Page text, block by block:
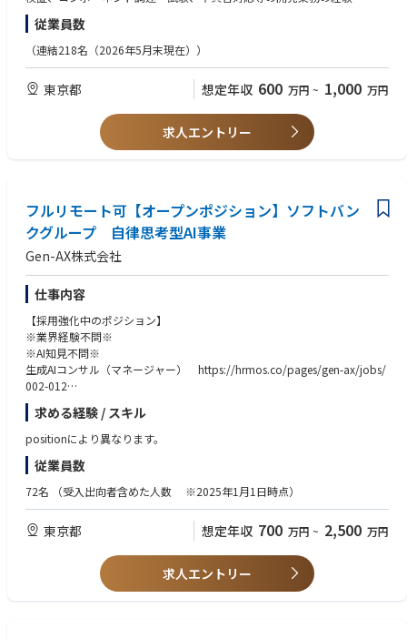
■働き方
・主要勤務地：アブダビ（UAE）
・残業時間：月20時間程度（時期や状況によって変動あり）
・現場（海上プラットフォーム等）への視察・現場確認のための訪問が発
生します。
・家族帯同での赴任も相談可。住居・教育等の生活サポートあり。
・姿勢軌道制御系サブシステム試験（含む、シミュレーション）の実施、
およびシステム試験の支援（いずれもデータ評価を含む）
・軌道上での姿勢軌道制御系の初期運用の実施、およびその後の校正運
用・定常運用の支援（いずれもデータ評価及びキャリブレーションを含
む）
ナミクス、センサー・アクチュエーター等を模擬）や試験装置の改善
・上記全ての活動に必要な文書化
Axelspaceは、「Space within Your Reach 〜宇宙を普通の場所に〜」とい
うビジョンの元、2008年の設立以来磨き上げてきた独自の小型衛星技術に
よって、多くの人が当たり前のように宇宙を利用する社会の実現を目指し
ています。
2019年より開始したAxelGlobe事業では、多数の衛星を打ち上げて地球を
高頻度でモニタリングしていく新しいインフラを提供しており、2019年に
打ち上げた衛星1機に加えて、2021年には日本初の量産衛星4機の打ち上
げに成功し、現在は5機の地球観測衛星コンステレーションを運用し、2〜
3日に1度の頻度で一度に55km〜幅の画像を撮影し、データやソリューシ
ョンを提供しています。
また、祖業である専用衛星事業をより使いやすく発展させ、2022年に発表
した「AxelLiner」では、お客様の宇宙・衛星ビジネスの早期実現のための
衛星開発・運用等をワンストップで提供しており、2024年には実証機初号
機「PYXIS」を打ち上げ、これまでの開発・運用実績は10機となりまし
た。
2022年には第22回JAPAN VENTURE AWARDSにて最高賞である経済産業大
臣賞を受賞、2024年には「Technology Fast 50 2023 Japan」に選出され
ました。
Axelspaceでは、常に向上心を持ち、チームと本気で向き合い共に成長を
っています。 本格的な衛星・衛星画像利用の普及や促進が加速していく中
で、当社のビジョンに共感し、衛星開発・衛星画像利用の普及や促進にコ
ー代替として、人工衛星のフライトソフトウェア開発の経験も歓迎する
・言語（以下のいずれかに該当すること）
ーネイティブまたはビジネスレベルの日本語能力と高校卒業程度の英語
ーネイティブまたはビジネスレベルの英語力と基本的な日本語能力
【歓迎スキル・経験】
・人工衛星のシステム設計の経験
・Matlab/Simulinkを用いた制御系設計解析のスキル
スキル
従業員数
（連結218名（2026年5月末現在））
東京都 想定年収 600 万円 ~ 1,000 万円
求人エントリー
フルリモート可【オープンポジション】ソフトバン
クグループ 自律思考型AI事業
Gen-AX株式会社
仕事内容
【採用強化中のポジション】
※業界経験不問※
※AI知見不問※
生成AIコンサル（マネージャー） https://hrmos.co/pages/gen-ax/jobs/
002-012
生成AIコンサル（スタッフ） https://hrmos.co/pages/gen-ax/jobs/002-
011
■募集背景
現在コンサル組織5名
取引先の大手クライアント30社超え、外部委託サービスを利用しながら進
めているので、一緒にクライアントの課題解決をしていただける方を採用
元外資大手戦略コンサル：ＡＩの専門性を身に着けたい、組織立ち上げを
求める経験 / スキル
positionにより異なります。
従業員数
72名 （受入出向者含めた人数 ※2025年1月1日時点）
東京都 想定年収 700 万円 ~ 2,500 万円
求人エントリー